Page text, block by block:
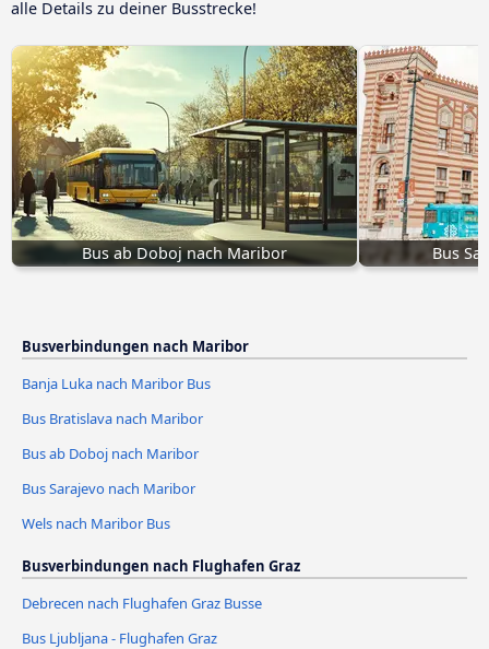
alle Details zu deiner Busstrecke!
Bus ab Doboj nach Maribor Bus
Busverbindungen nach Maribor
Banja Luka nach Maribor Bus
Bus Bratislava nach Maribor
Bus ab Doboj nach Maribor
Bus Sarajevo nach Maribor
Wels nach Maribor Bus
Busverbindungen nach Flughafen Graz
Debrecen nach Flughafen Graz Busse
Bus Ljubljana - Flughafen Graz